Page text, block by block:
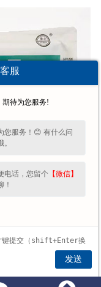
服
期待为您服务!
您服务！😊 有什么问
电话，您留个 【微信】
！
发送